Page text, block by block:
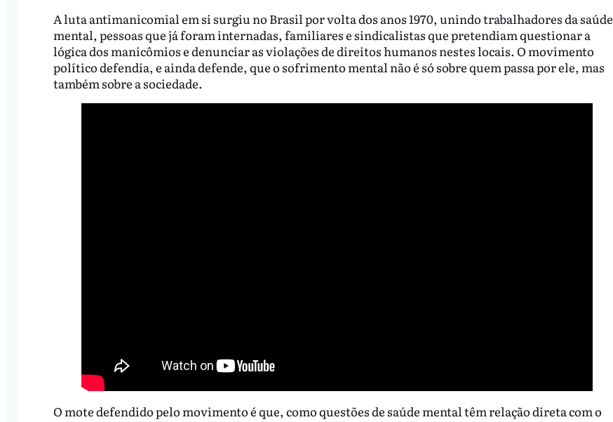
A luta antimanicomial em si surgiu no Brasil por volta dos anos 1970, unindo trabalhadores da saúde
mental, pessoas que já foram internadas, familiares e sindicalistas que pretendiam questionar a
lógica dos manicômios e denunciar as violações de direitos humanos nestes locais. O movimento
político defendia, e ainda defende, que o sofrimento mental não é só sobre quem passa por ele, mas
também sobre a sociedade.
O mote defendido pelo movimento é que, como questões de saúde mental têm relação direta com o